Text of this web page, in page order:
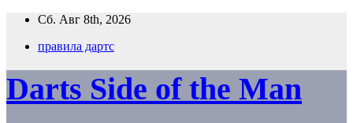
Перейти
содержимому
Сб. Авг 8th, 2026
правила дартс
Darts Side of the Man